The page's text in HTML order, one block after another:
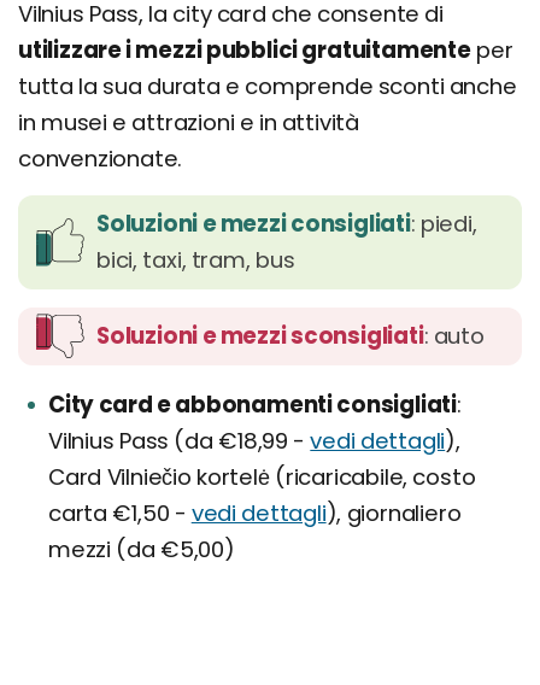
Vilnius Pass, la city card che consente di
utilizzare i mezzi pubblici gratuitamenteper
tutta la sua durata e comprende sconti anche
in musei e attrazioni e in attività
convenzionate.
Soluzioni e mezzi consigliati: piedi,
bici, taxi, tram, bus
Soluzioni e mezzi sconsigliati: auto
City card e abbonamenti consigliati
Vilnius Pass (da €18,99 -vedi dettagli),
Card Vilniečio kortelė (ricaricabile, costo
carta €1,50 - vedi dettagli), giornaliero
mezzi (da €5,00)